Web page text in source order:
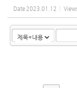
Date 2023.01.12